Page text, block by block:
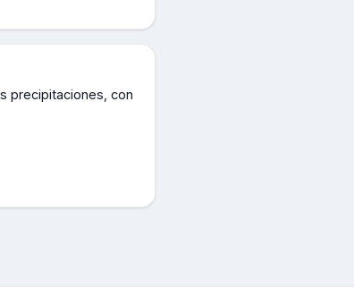
precipitaciones, con